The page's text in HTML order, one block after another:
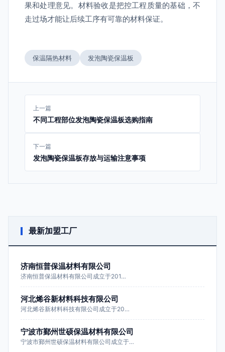
果和处理意见。材料验收是把控工程质量的基础，不
走过场才能让后续工序有可靠的材料保证。
保温隔热材料 发泡陶瓷保温板
上一篇
不同工程部位发泡陶瓷保温板选购指南
下一篇
发泡陶瓷保温板存放与运输注意事项
最新加盟工厂
济南恒普保温材料有限公司
济南恒普保温材料有限公司成立于201…
河北烯谷新材料科技有限公司
河北烯谷新材料科技有限公司成立于20…
宁波市鄞州世硕保温材料有限公司
宁波市鄞州世硕保温材料有限公司成立于…